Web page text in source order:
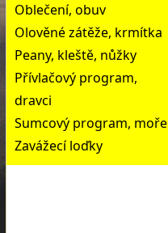
Oblečení, obuv
Olověné zátěže, krmítka
Peany, kleště, nůžky
Přívlačový program,
dravci
Sumcový program, moře
Zavážecí loďky